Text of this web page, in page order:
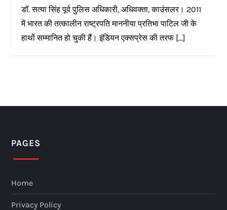
डॉ. सत्या सिंह पूर्व पुलिस अधिकारी, अधिवक्ता, काउंसलर। 2011
में भारत की तत्कालीन राष्ट्रपति माननीया प्रतिभा पाटिल जी के
हाथों सम्मानित हो चुकी हैं। इंडियन एक्सप्रेस की तरफ […]
PAGES
Home
Privacy Policy